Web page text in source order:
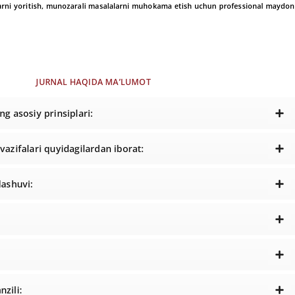
yoritish, munozarali masalalarni muhokama etish uchun professional maydon
JURNAL HAQIDA MA’LUMOT
asosiy prinsiplari:
quyidagilardan iborat: